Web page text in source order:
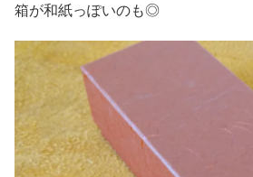
箱が和紙っぽいのも◎